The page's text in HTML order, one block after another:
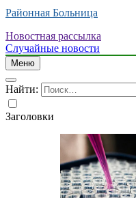
Районная Больница
Новостная рассылка
Случайные новости
Меню
Найти:
Заголовки